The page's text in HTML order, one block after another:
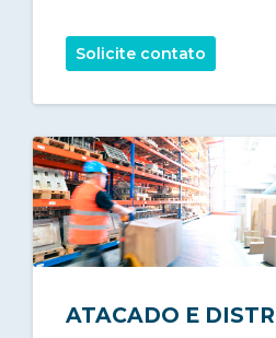
Solicite contato
ATACADO E